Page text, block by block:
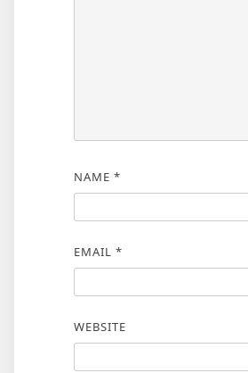
NAME *
EMAIL *
WEBSITE